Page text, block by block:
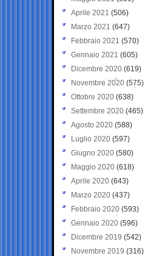
Aprile 2021 (506)
Marzo 2021 (647)
Febbraio 2021 (570)
Gennaio 2021 (605)
Dicembre 2020 (619)
Novembre 2020 (575)
Ottobre 2020 (638)
Settembre 2020(465)
Agosto 2020 (588)
Luglio 2020 (597)
Giugno 2020 (580)
Maggio 2020 (618)
Aprile 2020 (643)
Marzo 2020 (437)
Febbraio 2020 (593)
Gennaio 2020 (596)
Dicembre 2019 (542)
Novembre 2019 (316)